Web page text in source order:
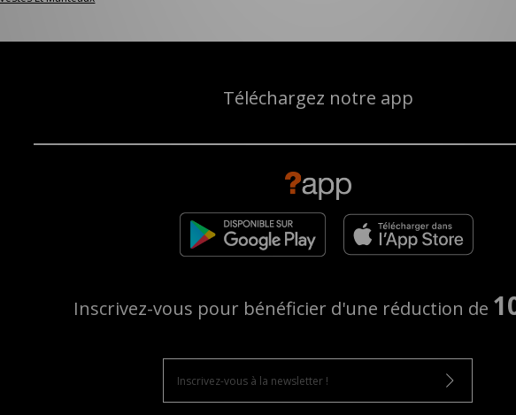
Téléchargez notre app
Inscrivez-vous pour bénéficier d'une réduction de